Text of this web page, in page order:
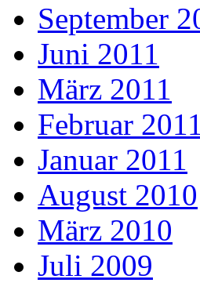
September
Juni 2011
März 2011
Februar 2011
Januar 2011
August 2010
März 2010
Juli 2009